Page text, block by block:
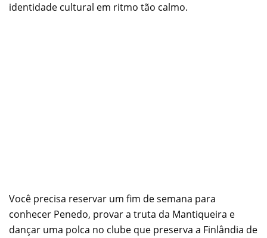
identidade cultural em ritmo tão calmo.
Você precisa reservar um fim de semana para
conhecer Penedo, provar a truta da Mantiqueira e
dançar uma polca no clube que preserva a Finlândia de